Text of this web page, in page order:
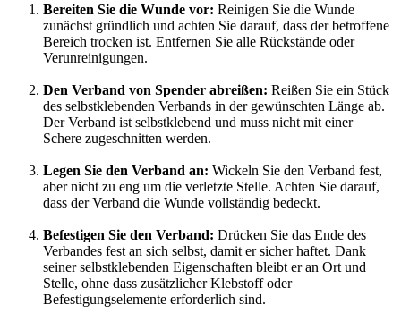
Bereiten Sie die Wunde vor: Reinigen Sie die Wunde
zunächst gründlich und achten Sie darauf, dass der betroffene
Bereich trocken ist. Entfernen Sie alle Rückstände oder
Verunreinigungen.
Den Verband von Spender abreißen: Reißen Sie ein Stück
des selbstklebenden Verbands in der gewünschten Länge ab.
Der Verband ist selbstklebend und muss nicht mit einer
Schere zugeschnitten werden.
Legen Sie den Verband an: Wickeln Sie den Verband fest,
aber nicht zu eng um die verletzte Stelle. Achten Sie darauf,
dass der Verband die Wunde vollständig bedeckt.
Befestigen Sie den Verband: Drücken Sie das Ende des
Verbandes fest an sich selbst, damit er sicher haftet. Dank
seiner selbstklebenden Eigenschaften bleibt er an Ort und
Stelle, ohne dass zusätzlicher Klebstoff oder
Befestigungselemente erforderlich sind.